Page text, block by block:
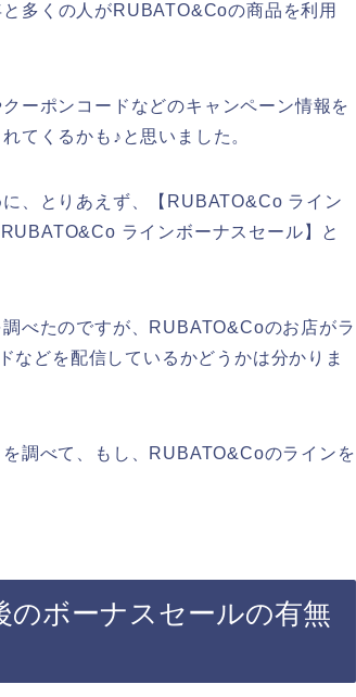
多くの人がRUBATO&Coの商品を利用
ーポンコードなどのキャンペーン情報を
てくるかも♪と思いました。
、とりあえず、【RUBATO&Co ライン
ラインボーナスセール】と
べたのですが、RUBATO&Coのお店がラ
などを配信しているかどうかは分かりま
調べて、もし、RUBATO&Coのラインを
のボーナスセールの有無